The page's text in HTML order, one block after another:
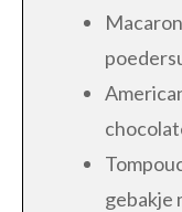
gebakje